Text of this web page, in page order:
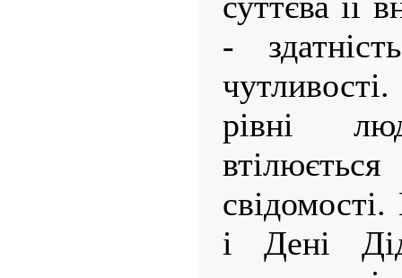
-
рівні
і Дені